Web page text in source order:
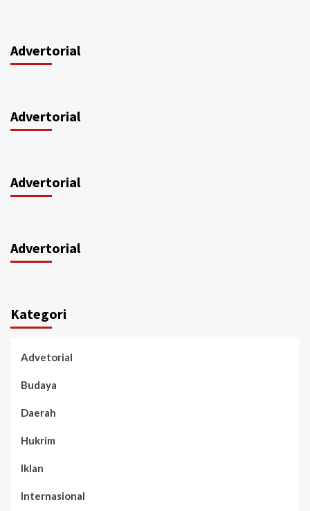
Advertorial
Advertorial
Advertorial
Advertorial
Kategori
Advetorial
Budaya
Daerah
Hukrim
Iklan
Internasional